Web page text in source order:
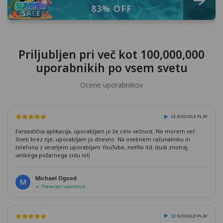
83% OFF
Priljubljen pri več kot 100,000,000
uporabnikih po vsem svetu
Ocene uporabnikov
IZ GOOGLE PLAY
Fantastična aplikacija, uporabljam jo že celo večnost. Ne morem več
živeti brez nje, uporabljam jo dnevno. Na osebnem računalniku in
telefonu z veseljem uporabljam YouTube, netflix itd. (tudi znotraj
velikega požarnega zidu lol)
M Michael Ogood
Preverjen uporabnik
IZ GOOGLE PLAY